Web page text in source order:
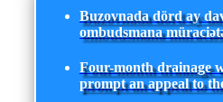
Buzovnada dörd ay
ombudsmana
Four-month drainage
prompt an appeal to